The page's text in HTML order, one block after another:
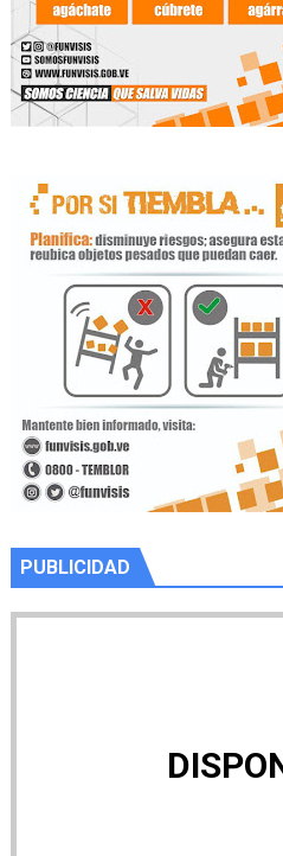
PUBLICIDAD